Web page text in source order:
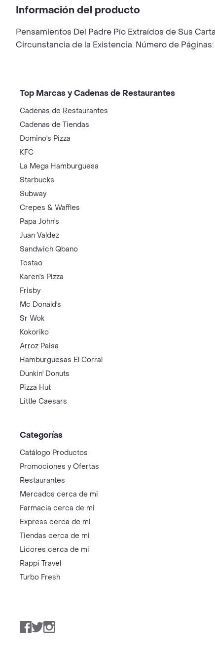
Información del producto
Pensamientos Del Padre Pío Extraídos de Sus
Circunstancia de la Existencia. Número de Páginas:
Top Marcas y Cadenas de Restaurantes
Cadenas de Restaurantes
Cadenas de Tiendas
Domino's Pizza
KFC
La Mega Hamburguesa
Starbucks
Subway
Crepes & Waffles
Papa John's
Juan Valdez
Sandwich Qbano
Tostao
Karen's Pizza
Frisby
Mc Donald's
Sr Wok
Kokoriko
Arroz Paisa
Hamburguesas El Corral
Dunkin' Donuts
Pizza Hut
Little Caesars
Categorías
Catálogo Productos
Promociones y Ofertas
Restaurantes
Mercados cerca de mi
Farmacia cerca de mi
Express cerca de mi
Tiendas cerca de mi
Licores cerca de mi
Rappi Travel
Turbo Fresh
Facebook
TwitterInstagram